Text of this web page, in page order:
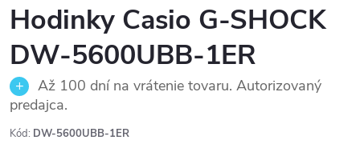
Hodinky Casio G-SHOCK
DW-5600UBB-1ER
Až 100 dní na vrátenie tovaru. Autorizovaný
predajca.
Kód: DW-5600UBB-1ER